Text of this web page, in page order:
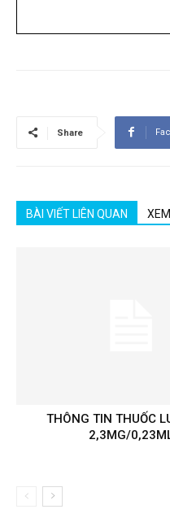
Share
BÀI VIẾT LIÊN QUAN
THÔNG TIN THUỐC
2,3MG/